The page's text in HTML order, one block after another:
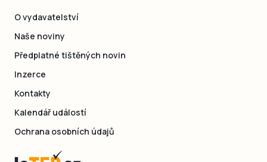
O vydavatelství
Naše noviny
Předplatné tištěných novin
Inzerce
Kontakty
Kalendář událostí
Ochrana osobních údajů